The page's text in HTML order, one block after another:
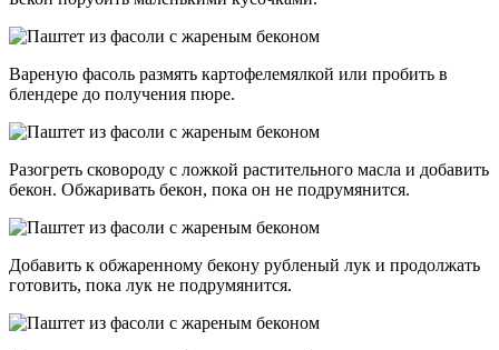
Вареную фасоль размять картофелемялкой или пробить в
блендере до получения пюре.
Разогреть сковороду с ложкой растительного масла и добавить
бекон. Обжаривать бекон, пока он не подрумянится.
Добавить к обжаренному бекону рубленый лук и продолжать
готовить, пока лук не подрумянится.